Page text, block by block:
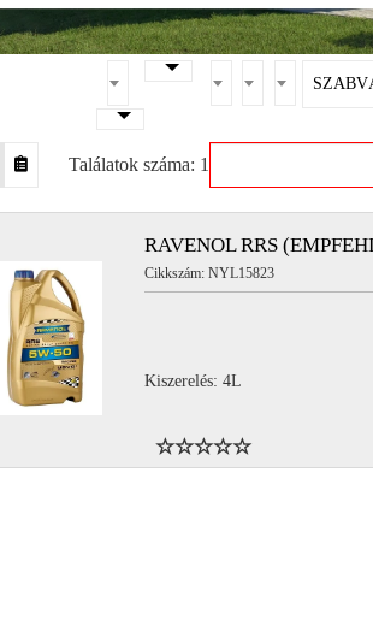
Találatok száma: 1
RAVENOL RRS
Cikkszám: NYL15823
Kiszerelés: 4L